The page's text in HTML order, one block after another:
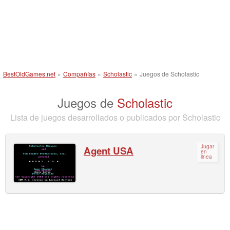
BestOldGames.net » Compañías » Scholastic » Juegos de Scholastic
Juegos de Scholastic
Lista de juegos desarrollados o publicados por Scholastic
Jugar
en
linea
Agent USA